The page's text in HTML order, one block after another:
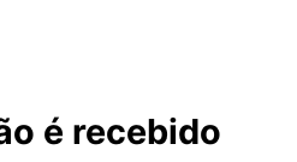
é recebido